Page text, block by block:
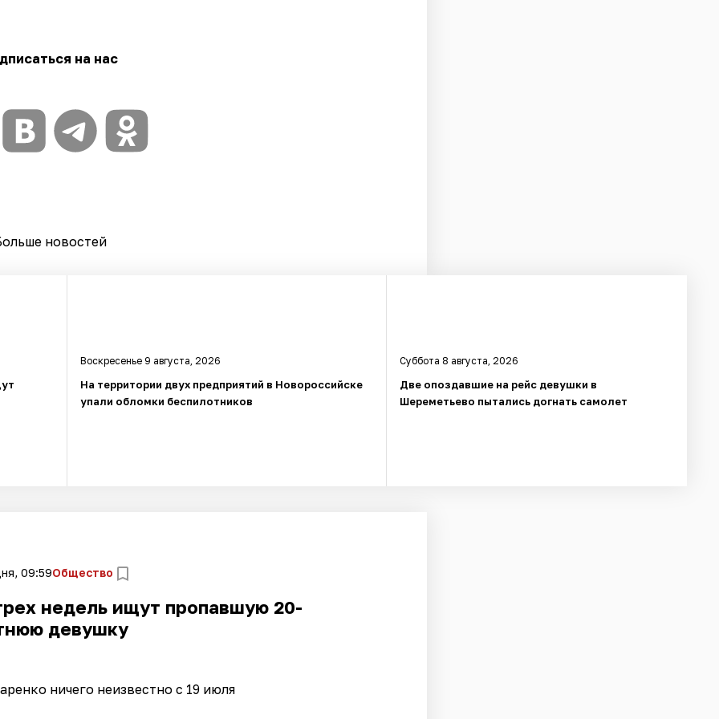
на нас
новостей
Воскресенье 9 августа, 2026
На территории двух предприятий в Новороссийске
упали обломки беспилотников
Суббота 8 августа, 2026
Две опоздавшие на рейс девушки в
Шереметьево пытались догнать самолет
09:59Общество
недель ищут пропавшую 20-
девушку
ничего неизвестно с 19 июля